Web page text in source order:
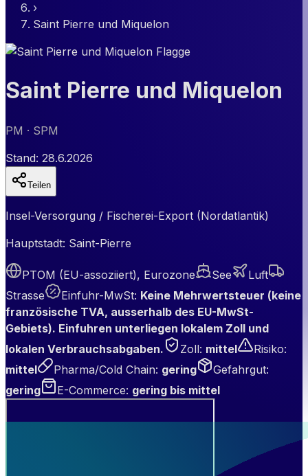
›
Saint Pierre und Miquelon
Saint Pierre und Miquelon
PM · SPM
Stand: 28.6.2026
Teilen
Insel-Versorgung / Fischerei-Export (Nordatlantik)
Hauptstadt: Saint-Pierre
PTOM (EU-assoziiert), Eurozone See
Luft
Strasse
Einfuhr-MwSt: Keine Mehrwertsteuer (keine
französische TVA, ausserhalb des EU-MwSt-
Gebiets). Einfuhren unterliegen lokalem Zoll und
lokalen Verbrauchsabgaben.
Zoll: mittel Risiko:
mittel
Pharma/Cold Chain: gering Gefahrgut:
gering
E-Commerce: gering bis mittel